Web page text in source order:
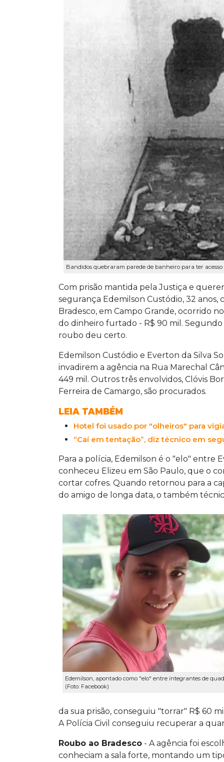
Bandidos quebraram parede de banheiro para ter acesso
Com prisão mantida pela Justiça e
segurança Edemilson Custódio, 32
Bradesco, em Campo Grande, ocorrido
do dinheiro furtado - R$ 90 mil.
roubo deu certo.
Edemilson Custódio e Everton da Silva
invadirem a agência na Rua Marechal
449 mil. Outros três envolvidos, Clóvis
Ferreira de Camargo, são procurados.
LEIA TAMBÉM
Hotel foi usado por "olheiros" para
“Caí em tentação”, diz técnico em
Para a polícia, Edemilson é o "elo" entre
conheceu Elizeu em São Paulo, que o
cortar cofres. Quando retornou para a
do amigo de longa data, o também
Edemilson, apontado como "elo" entre integrantes de
(Foto: Facebook)
da sua prisão, conseguiu "torrar" R$ 60
A Polícia Civil conseguiu recuperar a
Roubo ao Bradesco - A agência foi
conheciam a sala forte, montando um